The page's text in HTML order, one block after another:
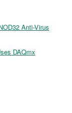
Anti-Virus
DAQmx